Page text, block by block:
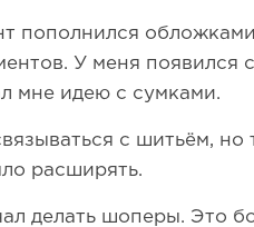
пополнился
У меня появился
мне идею с сумками.
с шитьём, но
расширять.
делать шоперы. Это